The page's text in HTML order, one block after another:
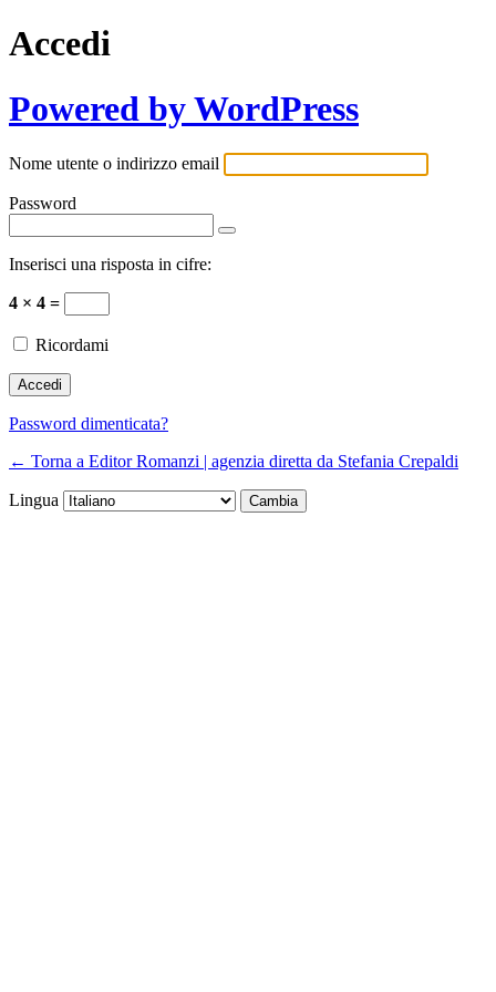
Accedi
Powered by WordPress
Nome utente o indirizzo email
Password
Inserisci una risposta in cifre:
4 × 4 =
Ricordami
Password dimenticata?
← Torna a Editor Romanzi | agenzia diretta da Stefania Crepaldi
Lingua